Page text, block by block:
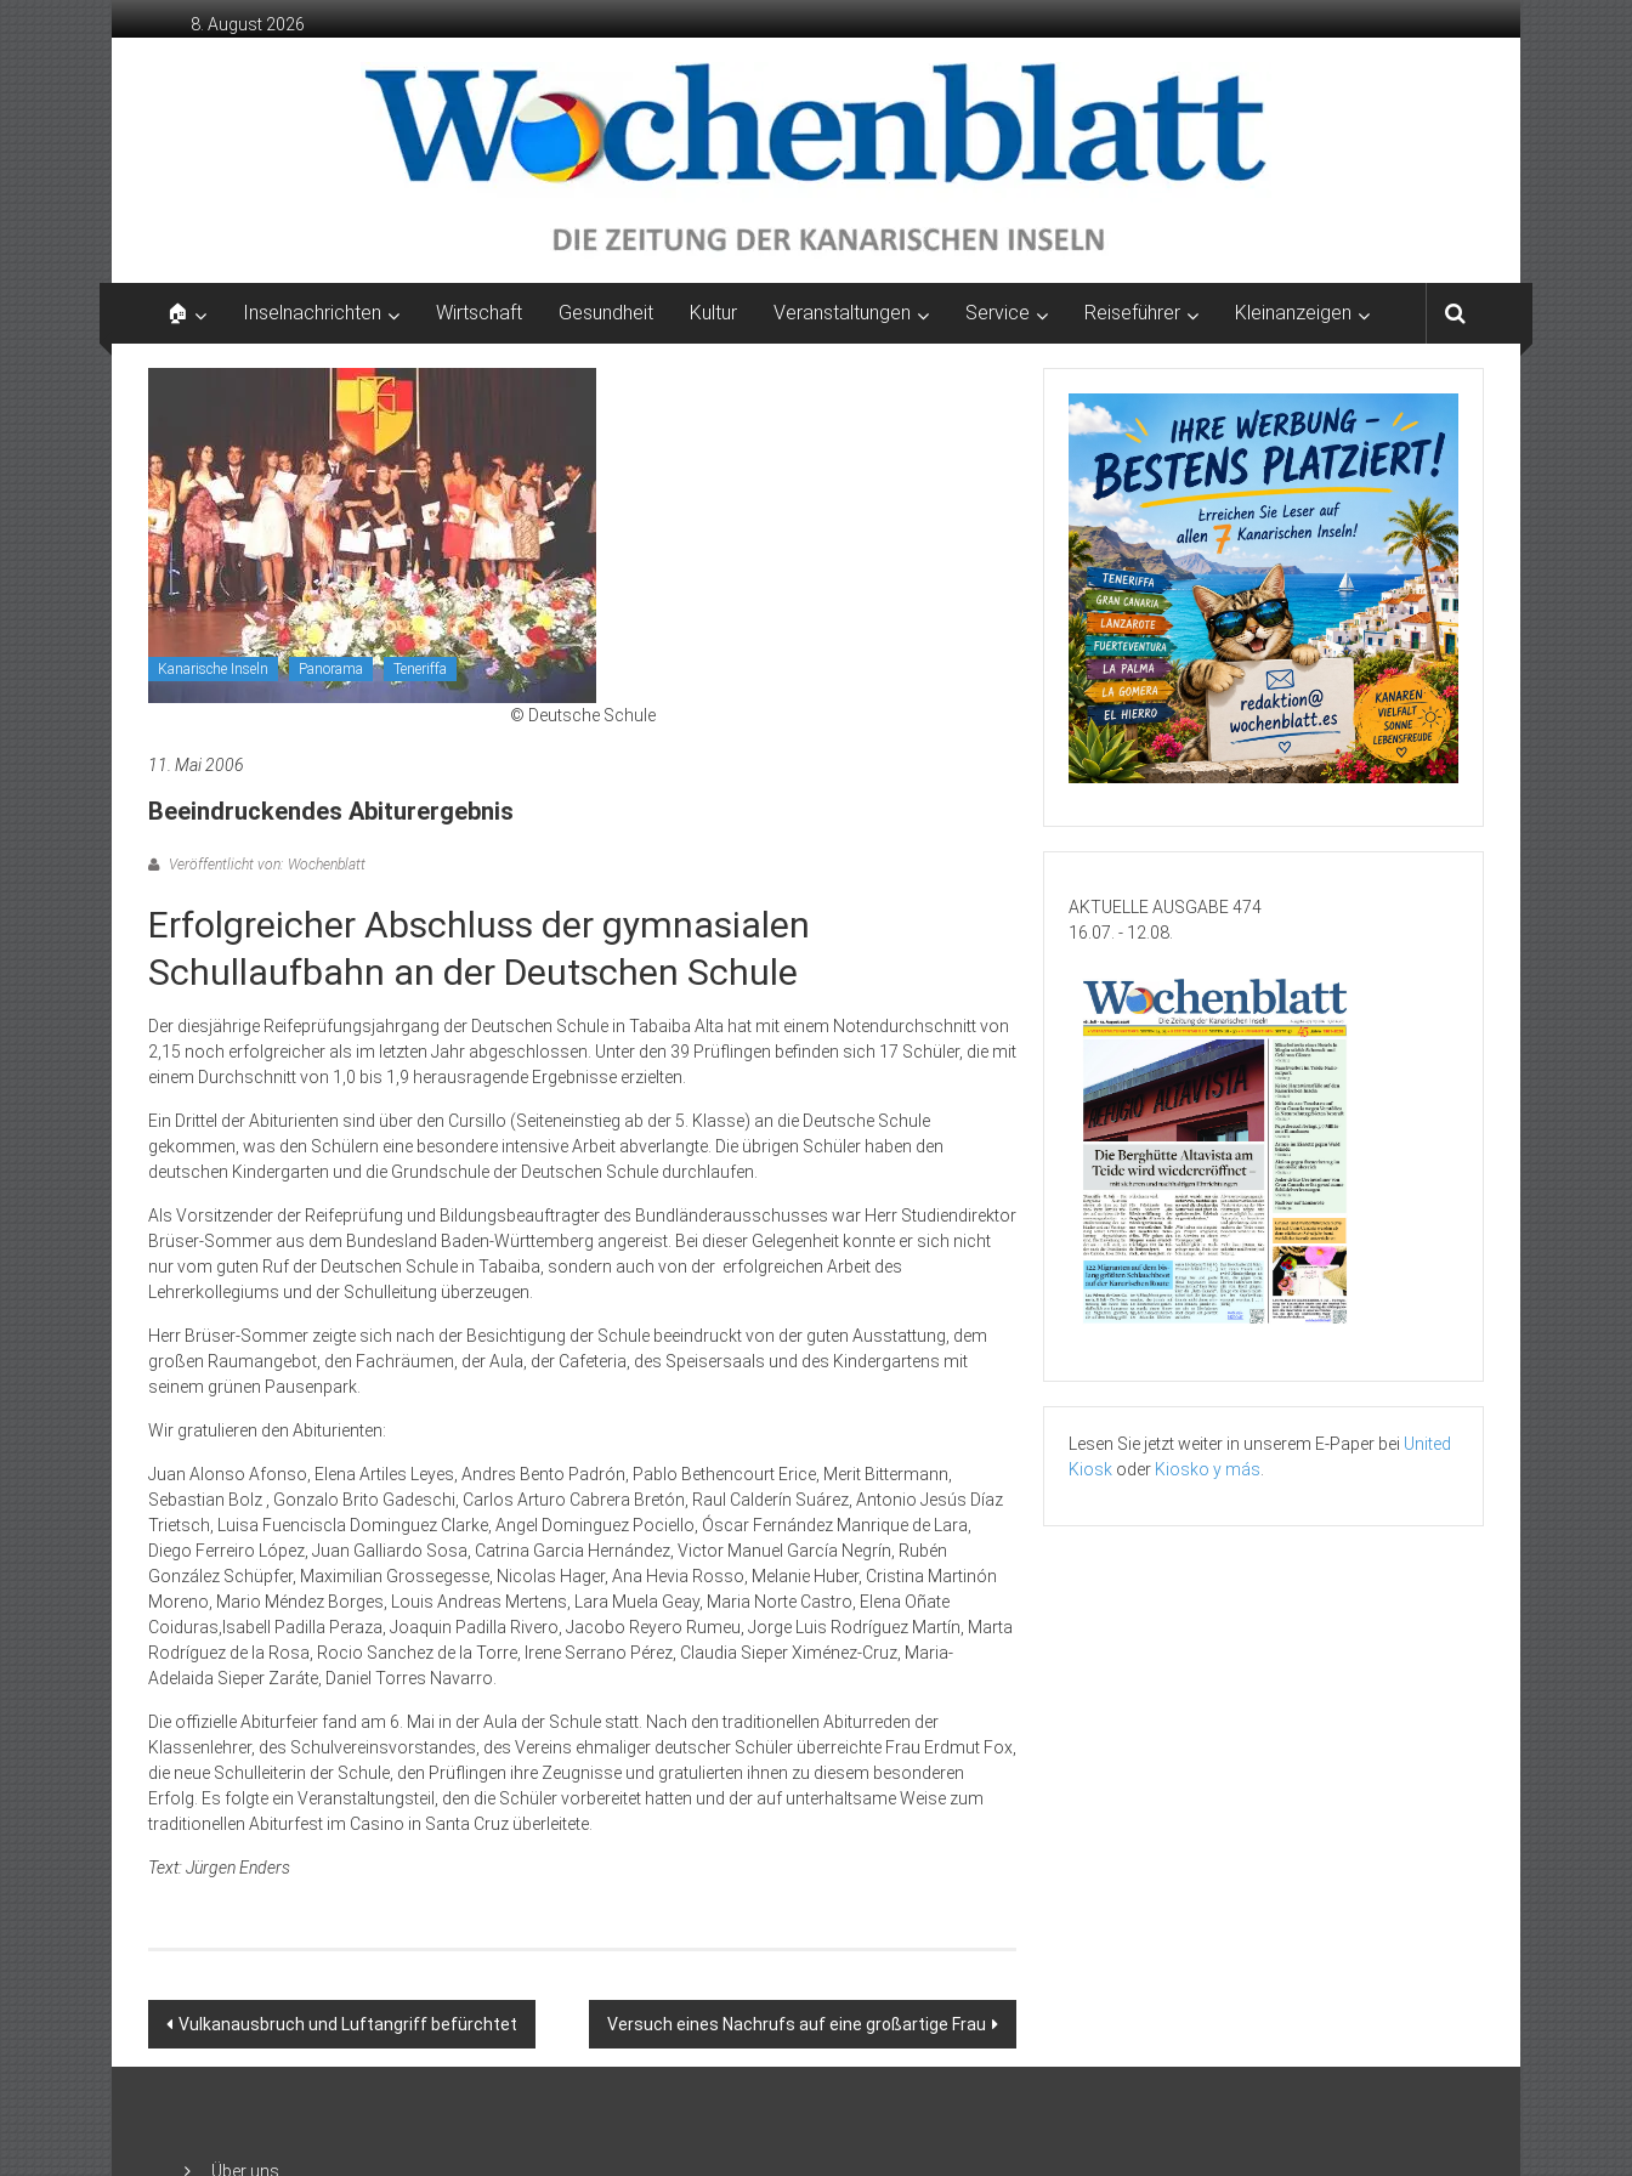
Inhalt
8. August 2026
🏠 Inselnachrichten Wirtschaft Gesundheit Kultur Veranstaltungen Service Reiseführer Kleinanzeigen
Kanarische Inseln Panorama Teneriffa
© Deutsche Schule
11. Mai 2006
Beeindruckendes Abiturergebnis
Veröffentlicht von: Wochenblatt
Erfolgreicher Abschluss der gymnasialen
Schullaufbahn an der Deutschen Schule
Der diesjährige Reifeprüfungsjahrgang der Deutschen Schule in Tabaiba Alta hat mit einem Notendurchschnitt von
2,15 noch erfolgreicher als im letzten Jahr abgeschlossen. Unter den 39 Prüflingen befinden sich 17 Schüler, die mit
einem Durchschnitt von 1,0 bis 1,9 herausragende Ergebnisse erzielten.
Ein Drittel der Abiturienten sind über den Cursillo (Seiteneinstieg ab der 5. Klasse) an die Deutsche Schule
gekommen, was den Schülern eine besondere intensive Arbeit abverlangte. Die übrigen Schüler haben den
deutschen Kindergarten und die Grundschule der Deutschen Schule durchlaufen.
Als Vorsitzender der Reifeprüfung und Bildungsbeauftragter des Bundländerausschusses war Herr Studiendirektor
Brüser-Sommer aus dem Bundesland Baden-Württemberg angereist. Bei dieser Gelegenheit konnte er sich nicht
nur vom guten Ruf der Deutschen Schule in Tabaiba, sondern auch von der erfolgreichen Arbeit des
Lehrerkollegiums und der Schulleitung überzeugen.
Herr Brüser-Sommer zeigte sich nach der Besichtigung der Schule beeindruckt von der guten Ausstattung, dem
großen Raumangebot, den Fachräumen, der Aula, der Cafeteria, des Speisersaals und des Kindergartens mit
seinem grünen Pausenpark.
Wir gratulieren den Abiturienten:
Juan Alonso Afonso, Elena Artiles Leyes, Andres Bento Padrón, Pablo Bethencourt Erice, Merit Bittermann,
Sebastian Bolz , Gonzalo Brito Gadeschi, Carlos Arturo Cabrera Bretón, Raul Calderín Suárez, Antonio Jesús Díaz
Trietsch, Luisa Fuenciscla Dominguez Clarke, Angel Dominguez Pociello, Óscar Fernández Manrique de Lara,
Diego Ferreiro López, Juan Galliardo Sosa, Catrina Garcia Hernández, Victor Manuel García Negrín, Rubén
González Schüpfer, Maximilian Grossegesse, Nicolas Hager, Ana Hevia Rosso, Melanie Huber, Cristina Martinón
Moreno, Mario Méndez Borges, Louis Andreas Mertens, Lara Muela Geay, Maria Norte Castro, Elena Oñate
Coiduras,Isabell Padilla Peraza, Joaquin Padilla Rivero, Jacobo Reyero Rumeu, Jorge Luis Rodríguez Martín, Marta
Rodríguez de la Rosa, Rocio Sanchez de la Torre, Irene Serrano Pérez, Claudia Sieper Ximénez-Cruz, Maria-
Adelaida Sieper Zaráte, Daniel Torres Navarro.
Die offizielle Abiturfeier fand am 6. Mai in der Aula der Schule statt. Nach den traditionellen Abiturreden der
Klassenlehrer, des Schulvereinsvorstandes, des Vereins ehmaliger deutscher Schüler überreichte Frau Erdmut Fox,
die neue Schulleiterin der Schule, den Prüflingen ihre Zeugnisse und gratulierten ihnen zu diesem besonderen
Erfolg. Es folgte ein Veranstaltungsteil, den die Schüler vorbereitet hatten und der auf unterhaltsame Weise zum
traditionellen Abiturfest im Casino in Santa Cruz überleitete.
Text: Jürgen Enders
Beitragsnavigation
Vulkanausbruch und Luftangriff befürchtet Versuch eines Nachrufs auf eine großartige Frau
AKTUELLE AUSGABE 474
16.07. - 12.08.
Lesen Sie jetzt weiter in unserem E-Paper bei United
Kiosk oder Kiosko y más
Über uns